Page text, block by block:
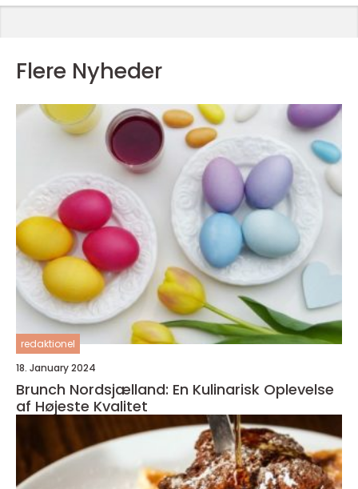
Flere Nyheder
redaktionel
18. January 2024
Brunch Nordsjælland: En Kulinarisk Oplevelse
af Højeste Kvalitet